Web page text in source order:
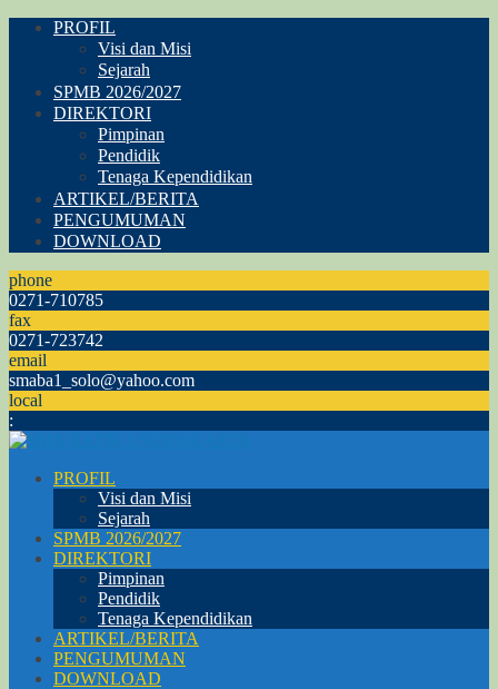
PROFIL
Visi dan Misi
Sejarah
SPMB 2026/2027
DIREKTORI
Pimpinan
Pendidik
Tenaga Kependidikan
ARTIKEL/BERITA
PENGUMUMAN
DOWNLOAD
phone
0271-710785
fax
0271-723742
email
smaba1_solo@yahoo.com
local
:
PROFIL
Visi dan Misi
Sejarah
SPMB 2026/2027
DIREKTORI
Pimpinan
Pendidik
Tenaga Kependidikan
ARTIKEL/BERITA
PENGUMUMAN
DOWNLOAD